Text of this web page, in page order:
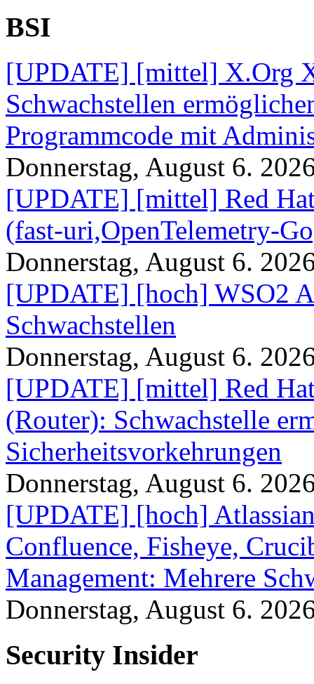
BSI
[UPDATE] [mittel] X.Org
Schwachstellen
Programmcode mit
Donnerstag, August 6.
[UPDATE] [mittel] Red
(fast-uri,OpenTelemetry-
Donnerstag, August 6.
[UPDATE] [hoch] WSO2
Schwachstellen
Donnerstag, August 6.
[UPDATE] [mittel] Red
(Router): Schwachstelle
Sicherheitsvorkehrungen
Donnerstag, August 6.
[UPDATE] [hoch]
Confluence, Fisheye,
Management: Mehrere
Donnerstag, August 6.
Security Insider